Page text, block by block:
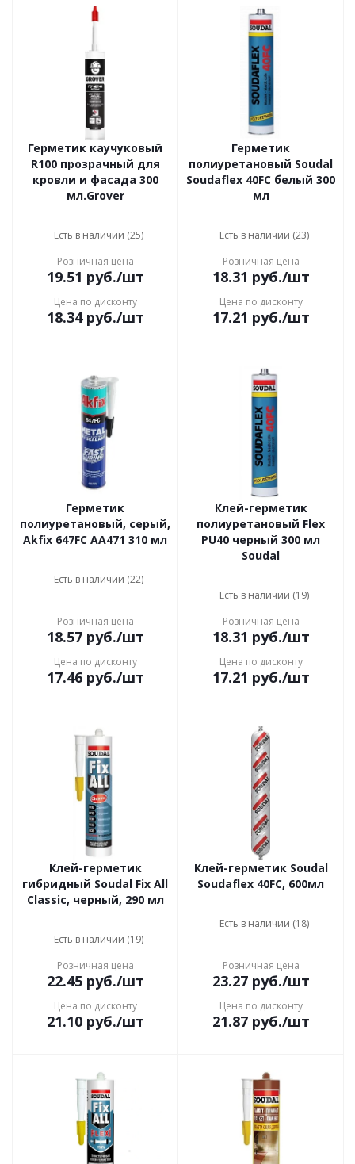
Герметик каучуковый
R100 прозрачный для
кровли и фасада 300
мл.Grover
Есть в наличии (25)
Розничная цена
19.51 руб./шт
Цена по дисконту
18.34руб./шт
Герметик
полиуретановый Soudal
Soudaflex 40FC белый 300
мл
Есть в наличии (23)
Розничная цена
18.31 руб./шт
Цена по дисконту
17.21 руб./шт
Герметик
полиуретановый, серый,
Akfix 647FC AA471 310 мл
Есть в наличии (22)
Розничная цена
18.57руб./шт
Цена по дисконту
17.46руб./шт
Клей-герметик
полиуретановый Flex
PU40 черный 300 мл
Soudal
Есть в наличии (19)
Розничная цена
18.31 руб./шт
Цена по дисконту
17.21 руб./шт
Клей-герметик
гибридный Soudal Fix All
Classic, черный, 290 мл
Есть в наличии (19)
Розничная цена
22.45руб./шт
Цена по дисконту
21.10руб./шт
Клей-герметик Soudal
Soudaflex 40FC, 600мл
Есть в наличии (18)
Розничная цена
23.27руб./шт
Цена по дисконту
21.87руб./шт